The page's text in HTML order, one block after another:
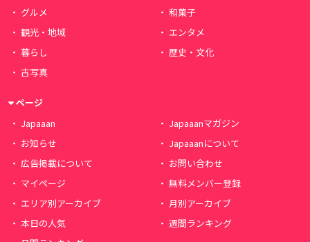
グルメ
和菓子
観光・地域
エンタメ
暮らし
歴史・文化
古写真
ページ
Japaaan
Japaaanマガジン
お知らせ
Japaaanについて
広告掲載について
お問い合わせ
マイページ
無料メンバー登録
エリア別アーカイブ
月別アーカイブ
本日の人気
週間ランキング